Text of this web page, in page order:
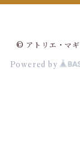
© アトリエ・マギ
Powered by